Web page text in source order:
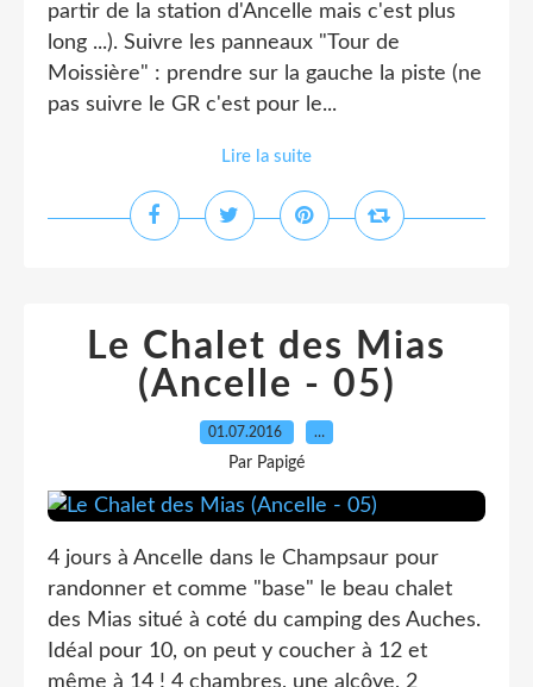
partir de la station d'Ancelle mais c'est plus
long ...). Suivre les panneaux "Tour de
Moissière" : prendre sur la gauche la piste (ne
pas suivre le GR c'est pour le...
Lire la suite
Le Chalet des Mias
(Ancelle - 05)
01.07.2016 …
Par Papigé
4 jours à Ancelle dans le Champsaur pour
randonner et comme "base" le beau chalet
des Mias situé à coté du camping des Auches.
Idéal pour 10, on peut y coucher à 12 et
même à 14 ! 4 chambres, une alcôve, 2